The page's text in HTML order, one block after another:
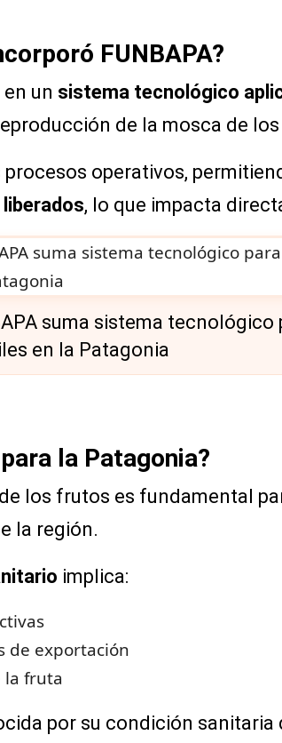
FUNBAPA?
un sistema tecnológico
de la mosca de
operativos,
, lo que impacta
suma sistema
en la Patagonia
la Patagonia?
los frutos es fundamental
la región.
implica:
de exportación
la fruta
por su condición